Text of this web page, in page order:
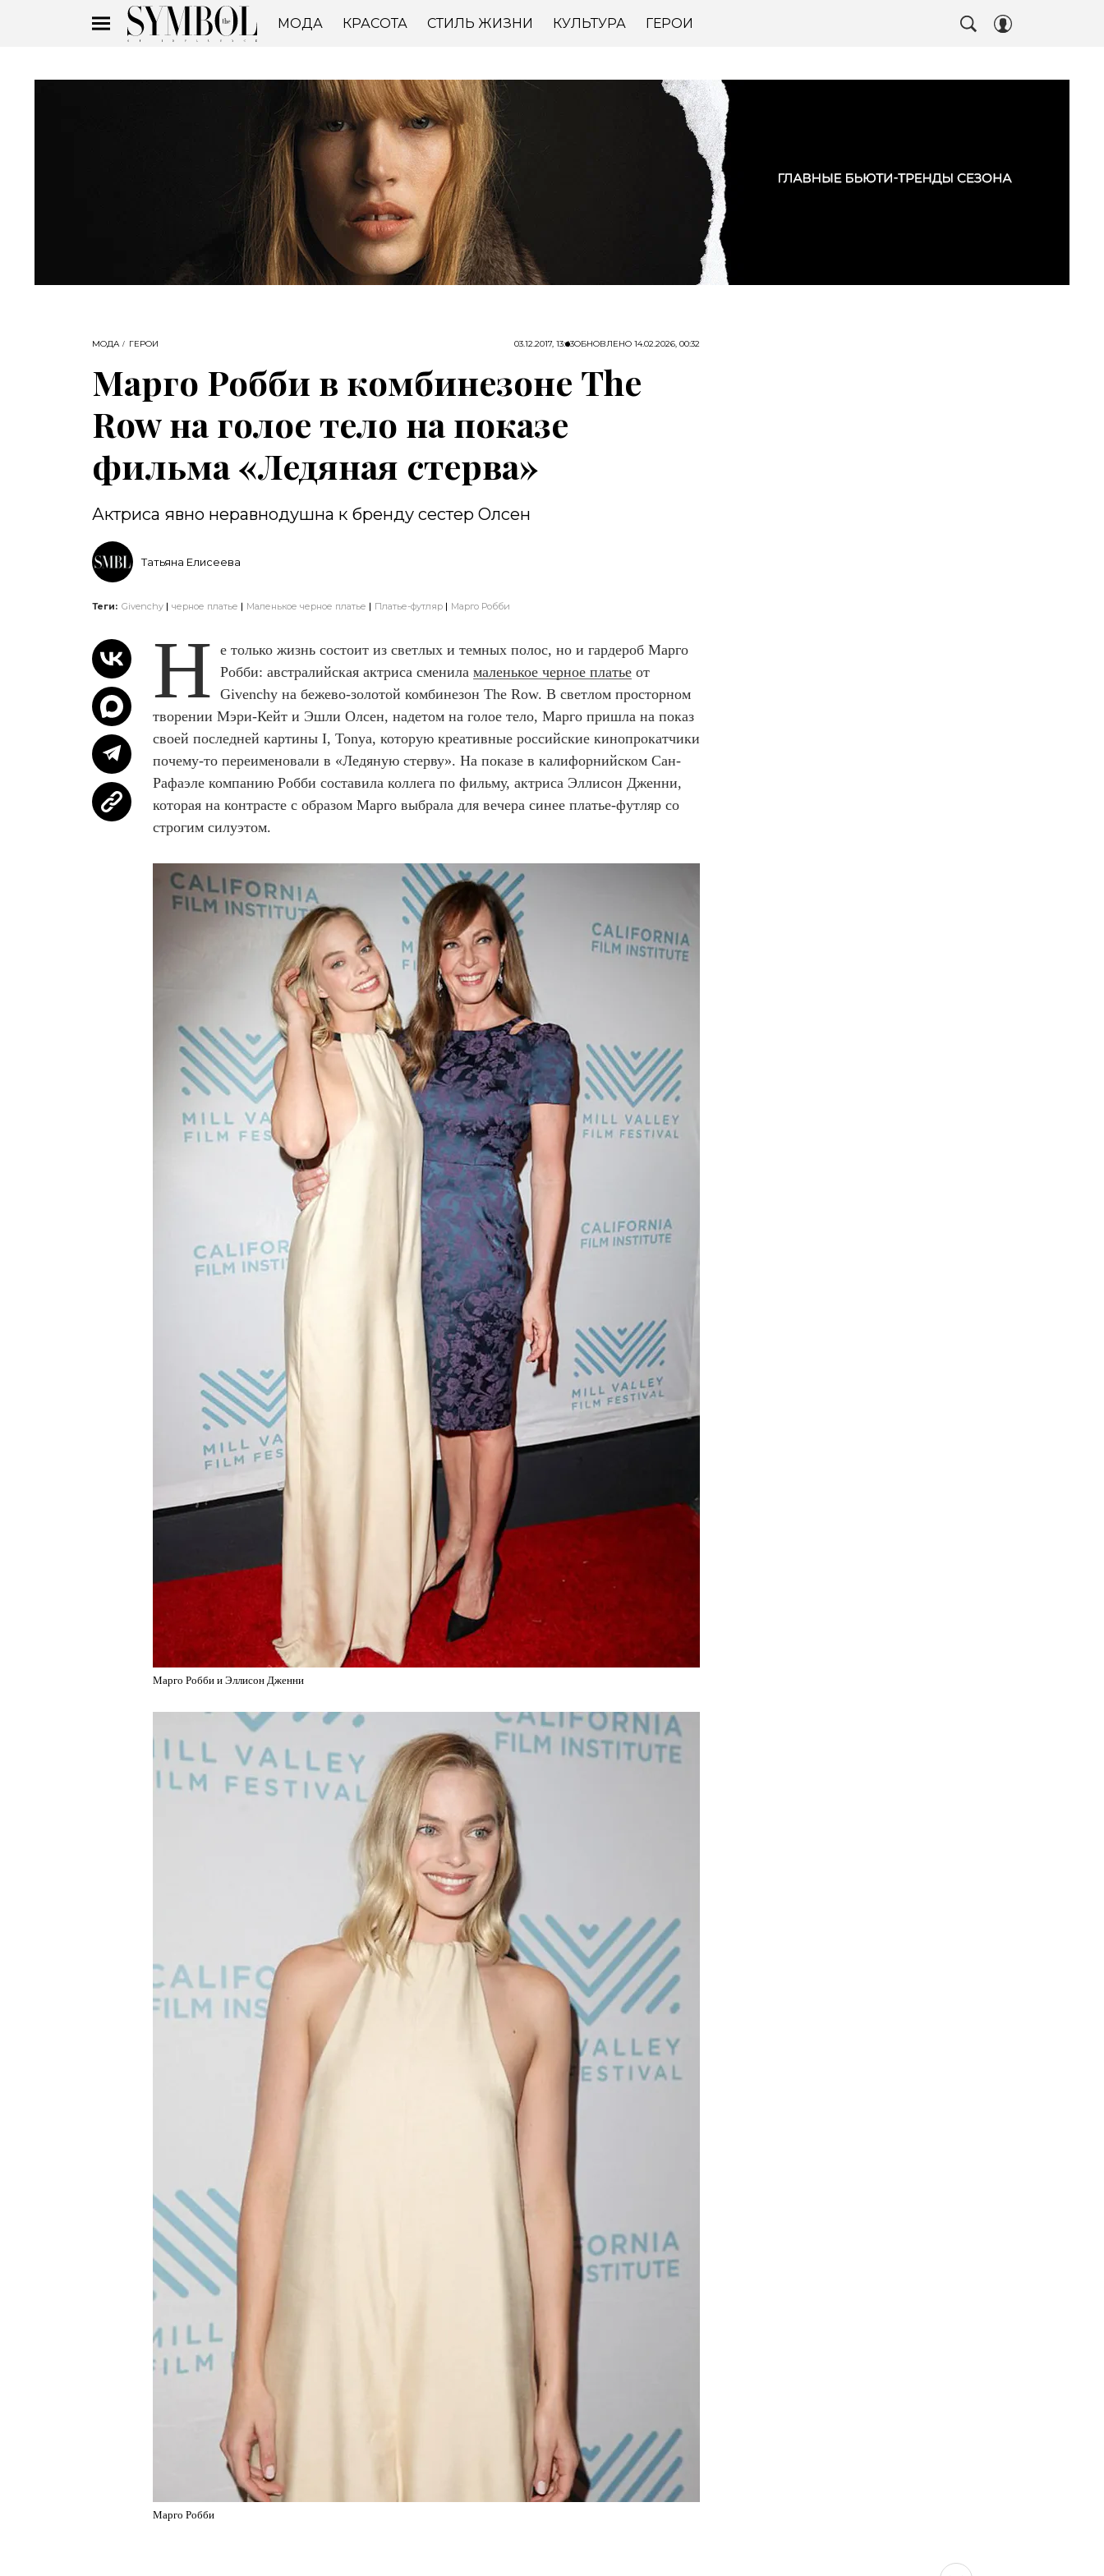
МОДА КРАСОТА СТИЛЬ ЖИЗНИ КУЛЬТУРА ГЕРОИ
МОДА ГЕРОИ 03.12.2017, 13:43ОБНОВЛЕНО 14.02.2026, 00:32
Марго Робби в комбинезоне The
Row на голое тело на показе
фильма «Ледяная стерва»
Актриса явно неравнодушна к бренду сестер Олсен
Татьяна Елисеева
Теги: Givenchy черное платье Маленькое черное платье Платье-футляр Марго Робби
Н е только жизнь состоит из светлых и темных полос, но и гардероб Марго
Робби: австралийская актриса сменила маленькое черное платье от
Givenchy на бежево-золотой комбинезон The Row. В светлом просторном
творении Мэри-Кейт и Эшли Олсен, надетом на голое тело, Марго пришла на показ
своей последней картины I, Tonya, которую креативные российские кинопрокатчики
почему-то переименовали в «Ледяную стерву». На показе в калифорнийском Сан-
Рафаэле компанию Робби составила коллега по фильму, актриса Эллисон Дженни,
которая на контрасте с образом Марго выбрала для вечера синее платье-футляр со
строгим силуэтом.
Марго Робби и Эллисон Дженни
Марго Робби